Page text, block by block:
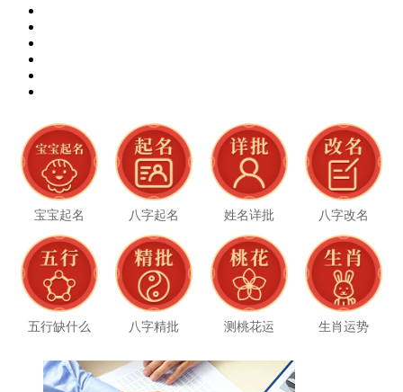
宝宝起名 八字起名 姓名详批 八字改名
五行缺什么 八字精批 测桃花运 生肖运势